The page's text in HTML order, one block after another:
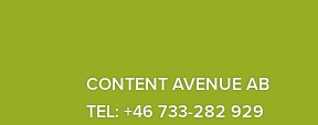
CONTENT AVENUE AB
TEL: +46 733-282 929